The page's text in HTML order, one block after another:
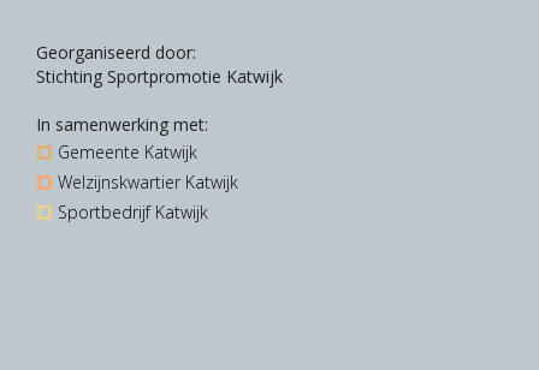
Georganiseerd door:
Stichting Sportpromotie Katwijk
In samenwerking met:
Gemeente Katwijk
Welzijnskwartier Katwijk
Sportbedrijf Katwijk